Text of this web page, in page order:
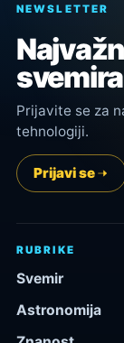
NEWSLETTER
Prijavite se za
tehnologiji.
Prijavi se
RUBRIKE
Svemir
Astronomija